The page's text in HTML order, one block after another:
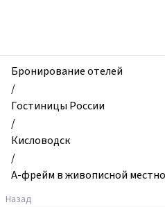
дома,
А-
фрейм
живописной
местности,
Кисловодск,
Россия
Бронирование отелей
/
Гостиницы России
/
Кисловодск
/
А-фрейм в живописной
Назад